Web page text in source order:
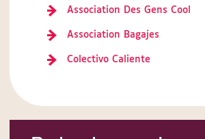
Association Des Gens Cool
Association Bagajes
Colectivo Caliente